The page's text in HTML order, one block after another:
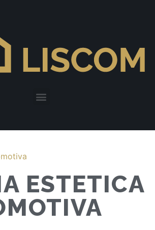
ESTETICA